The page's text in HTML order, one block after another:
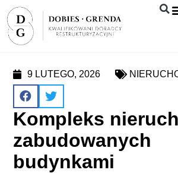
9 LUTEGO, 2026
Kompleks
zabudowanych
budynkami